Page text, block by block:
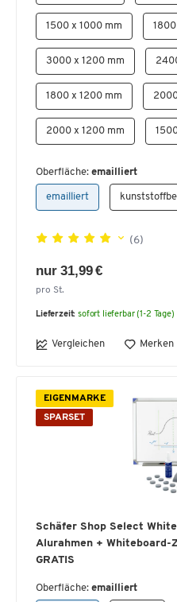
1500 x 1000 mm
3000 x 1200 mm
1800 x 1200 mm
2000 x 1200 mm
Oberfläche: emailliert
emailliert
(6)
nur 31,99 €
pro St.
Lieferzeit: sofort lieferbar (1-2 Tage)
Vergleichen Merken
EIGENMARKE
SPARSET
Schäfer Shop Select
Alurahmen + Whiteboard-
GRATIS
Oberfläche: emailliert